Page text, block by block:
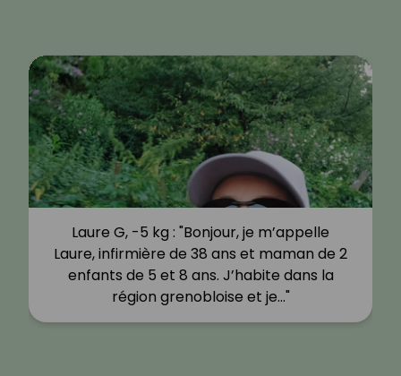
Laure G, -5 kg : "Bonjour, je m’appelle
Laure, infirmière de 38 ans et maman de 2
enfants de 5 et 8 ans. J’habite dans la
région grenobloise et je…"